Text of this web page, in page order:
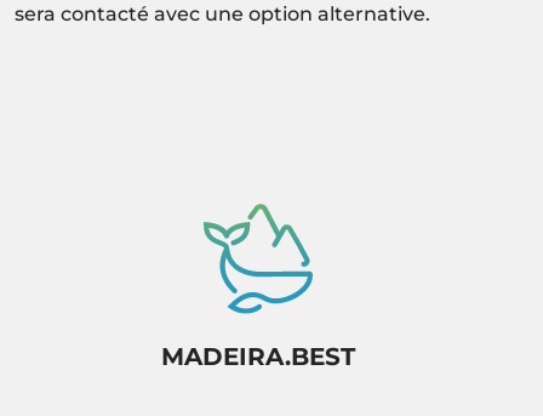
sera contacté avec une option alternative.
MADEIRA.BEST